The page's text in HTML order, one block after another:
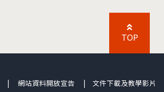
TOP
| 網站資料開放宣告 | 文件下載及教學影片